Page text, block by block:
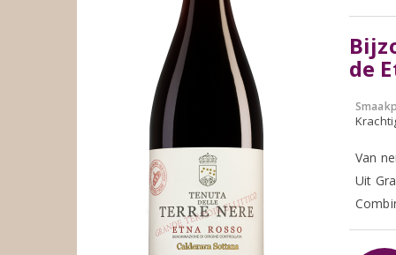
de
Van
Uit